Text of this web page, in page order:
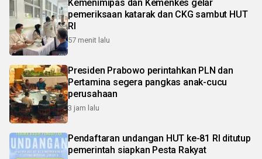
Kemenimipas dan Kemenkes gelar
pemeriksaan katarak dan CKG sambut HUT
RI
57 menit lalu
Presiden Prabowo perintahkan PLN dan
Pertamina segera pangkas anak-cucu
perusahaan
3 jam lalu
Pendaftaran undangan HUT ke-81 RI ditutup
pemerintah siapkan Pesta Rakyat